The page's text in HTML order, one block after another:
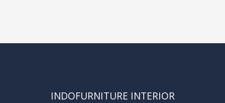
INDOFURNITURE INTERIOR